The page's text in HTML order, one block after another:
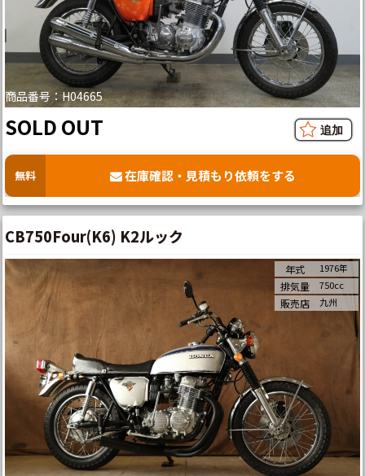
商品番号：H04665
SOLD OUT
無料 在庫確認・見積もり依頼をする
CB750Four(K6) K2ルック
年式 1976年
排気量 750cc
販売店 九州